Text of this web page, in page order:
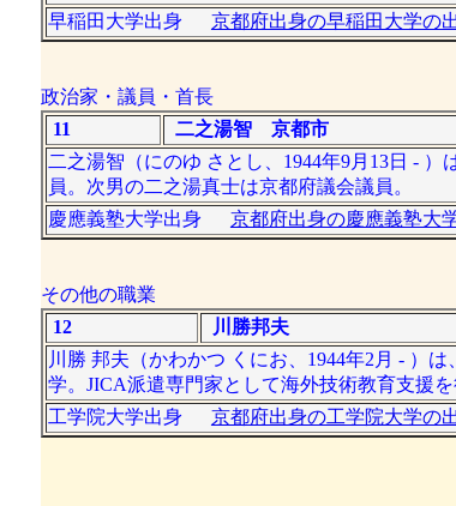
早稲田大学出身 京都府出身の早稲田大学の
政治家・議員・首長
11
二之湯智 京都市
二之湯智（にのゆ さとし、1944年9月13日 -
員。次男の二之湯真士は京都府議会議員。
慶應義塾大学出身 京都府出身の慶應義塾大
その他の職業
12
川勝邦夫
川勝 邦夫（かわかつ くにお、1944年2月 - ）
学。JICA派遣専門家として海外技術教育支援を
工学院大学出身 京都府出身の工学院大学の